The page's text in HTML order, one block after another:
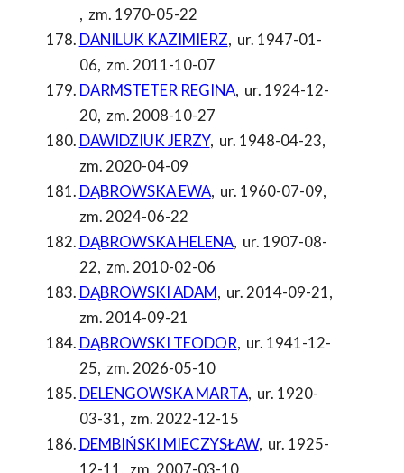
, zm. 1970-05-22
DANILUK KAZIMIERZ, ur. 1947-01-
06, zm. 2011-10-07
DARMSTETER REGINA, ur. 1924-12-
20, zm. 2008-10-27
DAWIDZIUK JERZY, ur. 1948-04-23,
zm. 2020-04-09
DĄBROWSKA EWA, ur. 1960-07-09,
zm. 2024-06-22
DĄBROWSKA HELENA, ur. 1907-08-
22, zm. 2010-02-06
DĄBROWSKI ADAM, ur. 2014-09-21,
zm. 2014-09-21
DĄBROWSKI TEODOR, ur. 1941-12-
25, zm. 2026-05-10
DELENGOWSKA MARTA, ur. 1920-
03-31, zm. 2022-12-15
DEMBIŃSKI MIECZYSŁAW, ur. 1925-
12-11, zm. 2007-03-10